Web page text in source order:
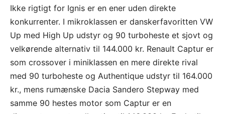
Ikke rigtigt for Ignis er en ener uden direkte
konkurrenter. I mikroklassen er danskerfavoritten VW
Up med High Up udstyr og 90 turboheste et sjovt og
velkørende alternativ til 144.000 kr. Renault Captur er
som crossover i miniklassen en mere direkte rival
med 90 turboheste og Authentique udstyr til 164.000
kr., mens rumænske Dacia Sandero Stepway med
samme 90 hestes motor som Captur er en